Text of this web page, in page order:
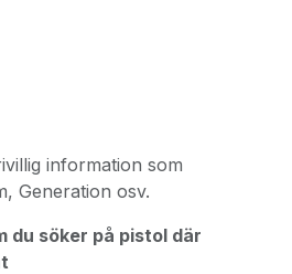
information som
Generation osv.
du söker på pistol där